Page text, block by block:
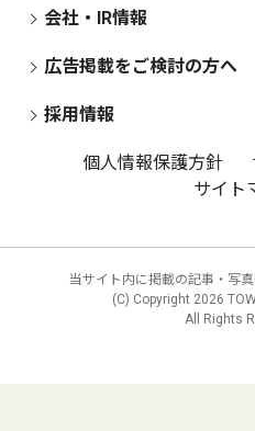
会社・IR情報
広告掲載をご検討の方へ
採用情報
個人情報保護方針
サイト
当サイト内に掲載の記事・写
(C) Copyright 2026
All Rights